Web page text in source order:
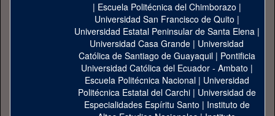
| Escuela Politécnica del Chimborazo |
Universidad San Francisco de Quito |
Universidad Estatal Peninsular de Santa Elena|
Universidad Casa Grande | Universidad
Católica de Santiago de Guayaquil| Pontificia
Universidad Católica del Ecuador - Ambato |
Escuela Politécnica Nacional| Universidad
Politécnica Estatal del Carchi| Universidad de
Especialidades Espíritu Santo | Instituto de